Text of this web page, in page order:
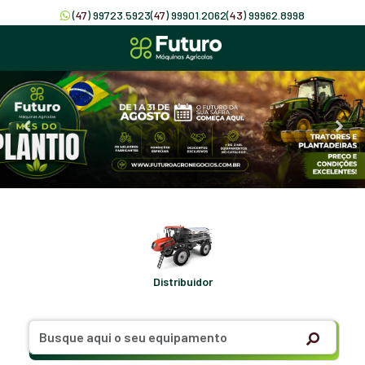
(47) 99723.5923(47) 99901.2062(43) 99962.8998
Distribuidor